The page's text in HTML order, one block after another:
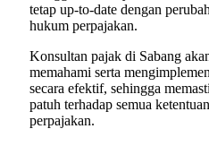
tetap up-to-date dengan
hukum perpajakan.
Konsultan pajak di Sabang
memahami serta
secara efektif, sehingga
patuh terhadap semua
perpajakan.